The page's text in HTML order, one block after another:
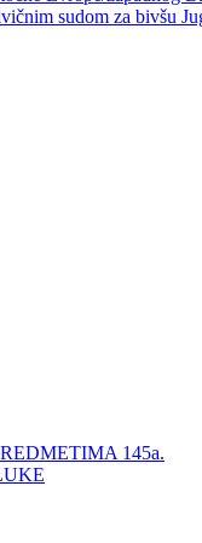
sudom za bivšu
145a.